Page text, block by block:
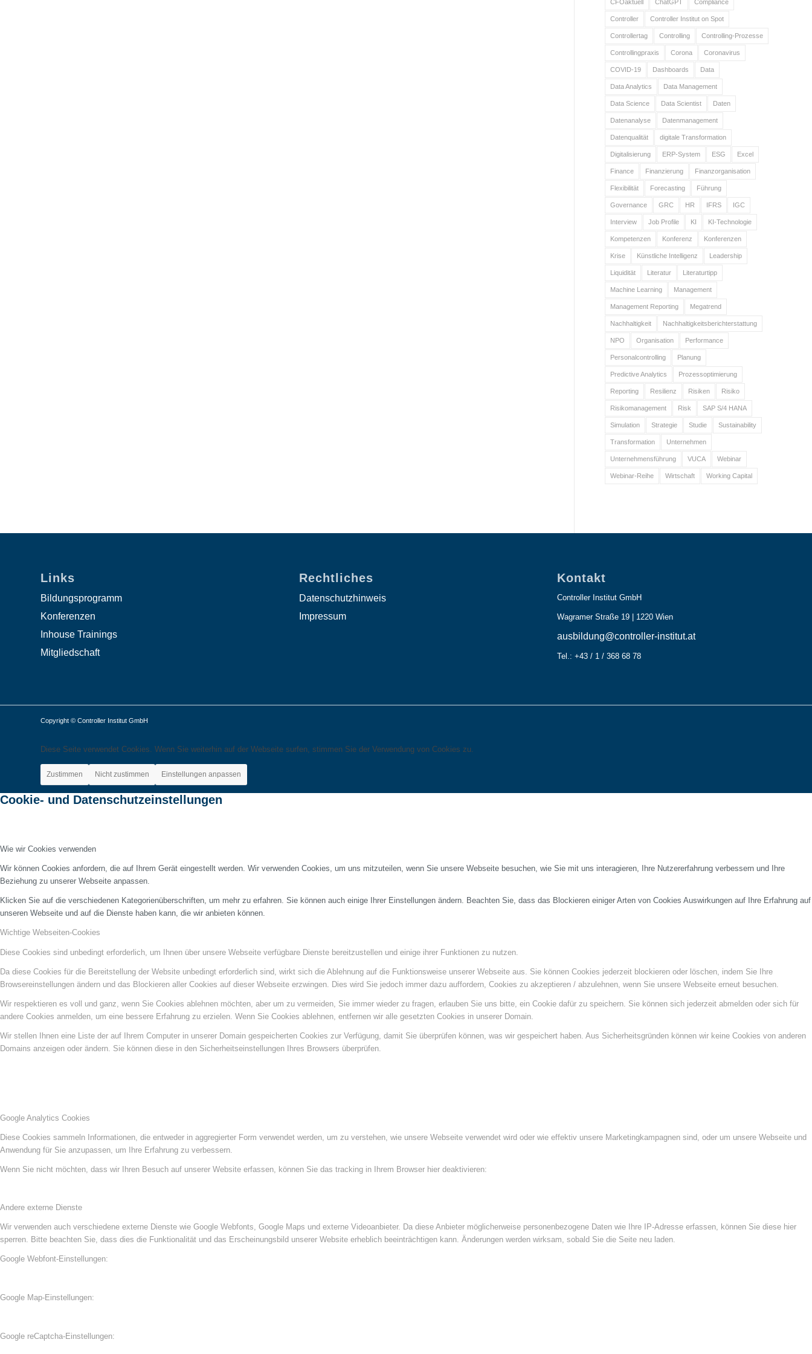
CFOaktuell ChatGPT Compliance
Controller Controller Institut on Spot
Controllertag Controlling Controlling-Prozesse
Controllingpraxis Corona Coronavirus
COVID-19 Dashboards Data
Data Analytics Data Management
Data Science Data Scientist Daten
Datenanalyse Datenmanagement
Datenqualität digitale Transformation
Digitalisierung ERP-System ESG Excel
Finance Finanzierung Finanzorganisation
Flexibilität Forecasting Führung
Governance GRC HR IFRS IGC
Interview Job Profile KI KI-Technologie
Kompetenzen Konferenz Konferenzen
Krise Künstliche Intelligenz Leadership
Liquidität Literatur Literaturtipp
Machine Learning Management
Management Reporting Megatrend
Nachhaltigkeit Nachhaltigkeitsberichterstattung
NPO Organisation Performance
Personalcontrolling Planung
Predictive Analytics Prozessoptimierung
Reporting Resilienz Risiken Risiko
Risikomanagement Risk SAP S/4 HANA
Simulation Strategie Studie Sustainability
Transformation Unternehmen
Unternehmensführung VUCA Webinar
Webinar-Reihe Wirtschaft Working Capital
Links
Bildungsprogramm
Konferenzen
Inhouse Trainings
Mitgliedschaft
Rechtliches
Datenschutzhinweis
Impressum
Kontakt
Controller Institut GmbH
Wagramer Straße 19 | 1220 Wien
ausbildung@controller-institut.at
Tel.: +43 / 1 / 368 68 78
Copyright © Controller Institut GmbH
Diese Seite verwendet Cookies. Wenn Sie weiterhin auf der Webseite surfen, stimmen Sie der Verwendung von Cookies zu.
Zustimmen Nicht zustimmen Einstellungen anpassen
Cookie- und Datenschutzeinstellungen
Wie wir Cookies verwenden
Wir können Cookies anfordern, die auf Ihrem Gerät eingestellt werden. Wir verwenden Cookies, um uns mitzuteilen, wenn Sie unsere Webseite besuchen, wie Sie mit uns interagieren, Ihre Nutzererfahrung verbessern und Ihre
Beziehung zu unserer Webseite anpassen.
Klicken Sie auf die verschiedenen Kategorienüberschriften, um mehr zu erfahren. Sie können auch einige Ihrer Einstellungen ändern. Beachten Sie, dass das Blockieren einiger Arten von Cookies Auswirkungen auf Ihre Erfahrung auf
unseren Webseite und auf die Dienste haben kann, die wir anbieten können.
Wichtige Webseiten-Cookies
Diese Cookies sind unbedingt erforderlich, um Ihnen über unsere Webseite verfügbare Dienste bereitzustellen und einige ihrer Funktionen zu nutzen.
Da diese Cookies für die Bereitstellung der Website unbedingt erforderlich sind, wirkt sich die Ablehnung auf die Funktionsweise unserer Webseite aus. Sie können Cookies jederzeit blockieren oder löschen, indem Sie Ihre
Browsereinstellungen ändern und das Blockieren aller Cookies auf dieser Webseite erzwingen. Dies wird Sie jedoch immer dazu auffordern, Cookies zu akzeptieren / abzulehnen, wenn Sie unsere Webseite erneut besuchen.
Wir respektieren es voll und ganz, wenn Sie Cookies ablehnen möchten, aber um zu vermeiden, Sie immer wieder zu fragen, erlauben Sie uns bitte, ein Cookie dafür zu speichern. Sie können sich jederzeit abmelden oder sich für
andere Cookies anmelden, um eine bessere Erfahrung zu erzielen. Wenn Sie Cookies ablehnen, entfernen wir alle gesetzten Cookies in unserer Domain.
Wir stellen Ihnen eine Liste der auf Ihrem Computer in unserer Domain gespeicherten Cookies zur Verfügung, damit Sie überprüfen können, was wir gespeichert haben. Aus Sicherheitsgründen können wir keine Cookies von anderen
Domains anzeigen oder ändern. Sie können diese in den Sicherheitseinstellungen Ihres Browsers überprüfen.
Google Analytics Cookies
Diese Cookies sammeln Informationen, die entweder in aggregierter Form verwendet werden, um zu verstehen, wie unsere Webseite verwendet wird oder wie effektiv unsere Marketingkampagnen sind, oder um unsere Webseite und
Anwendung für Sie anzupassen, um Ihre Erfahrung zu verbessern.
Wenn Sie nicht möchten, dass wir Ihren Besuch auf unserer Website erfassen, können Sie das tracking in Ihrem Browser hier deaktivieren:
Andere externe Dienste
Wir verwenden auch verschiedene externe Dienste wie Google Webfonts, Google Maps und externe Videoanbieter. Da diese Anbieter möglicherweise personenbezogene Daten wie Ihre IP-Adresse erfassen, können Sie diese hier
sperren. Bitte beachten Sie, dass dies die Funktionalität und das Erscheinungsbild unserer Website erheblich beeinträchtigen kann. Änderungen werden wirksam, sobald Sie die Seite neu laden.
Google Webfont-Einstellungen:
Google Map-Einstellungen:
Google reCaptcha-Einstellungen: